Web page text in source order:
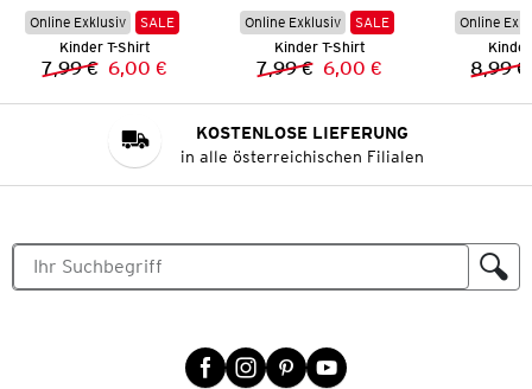
Online Exklusiv
SALE
Kinder T-Shirt
Vorheriger Preis:
7,99 € Neuer Preis:
6,00 €
Online Exklusiv
SALE
Kinder T-Shirt
Vorheriger Preis:
7,99 € Neuer Preis:
6,00 €
Online
8,99 €
KOSTENLOSE LIEFERUNG
in alle österreichischen Filialen